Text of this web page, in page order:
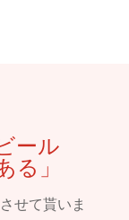
ール
る」
せて貰いま